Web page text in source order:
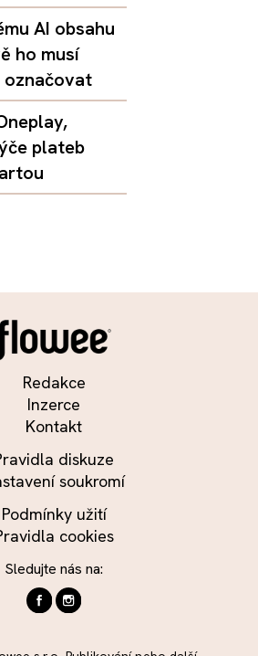
AI obsahu
ho musí
plateb
Redakce
Inzerce
Kontakt
diskuze
soukromí
Podmínky užití
cookies
Sledujte nás na: